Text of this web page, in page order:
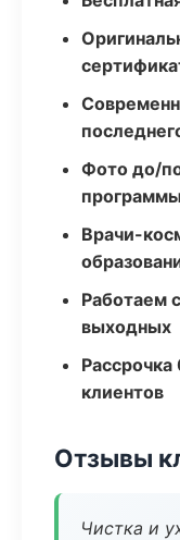
Фото до/
программы
Врачи-
Работаем
выходных
клиентов
Отзывы
Чистка и